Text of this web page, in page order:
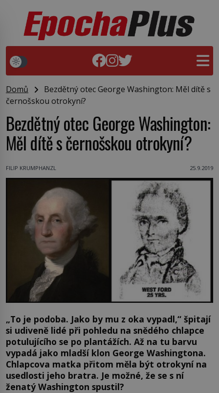
Domů
Bezdětný otec George Washington: Měl dítě s
černošskou otrokyní?
Bezdětný otec George Washington:
Měl dítě s černošskou otrokyní?
FILIP KRUMPHANZL 25.9.2019
„To je podoba. Jako by mu z oka vypadl,“ špitají
si udiveně lidé při pohledu na snědého chlapce
potulujícího se po plantážích. Až na tu barvu
vypadá jako mladší klon George Washingtona.
Chlapcova matka přitom měla být otrokyní na
usedlosti jeho bratra. Je možné, že se s ní
ženatý Washington spustil?